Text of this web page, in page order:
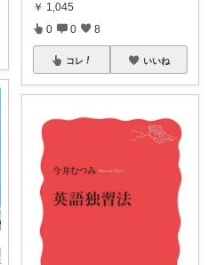
￥ 1,045
0 0 8
コレ いいね